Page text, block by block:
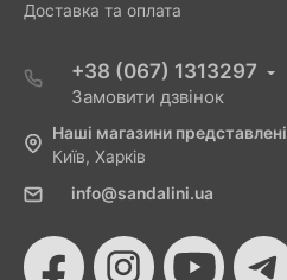
Доставка та оплата
+38 (067) 1313297
Замовити дзвінок
Наші магазини представлені
Київ, Харків
info@sandalini.ua